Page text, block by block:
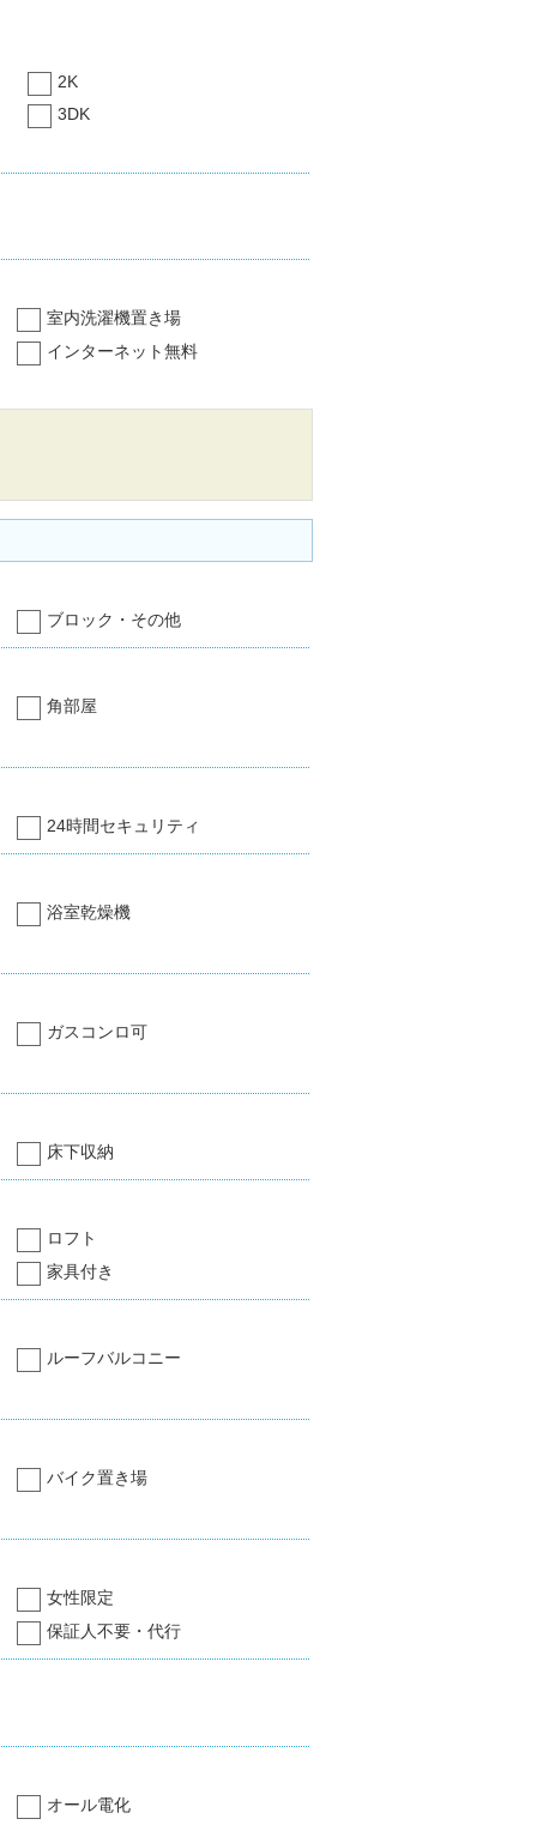
2K
3DK
室内洗濯機置き場
インターネット無料
ブロック・その他
角部屋
24時間セキュリティ
浴室乾燥機
ガスコンロ可
床下収納
ロフト
家具付き
ルーフバルコニー
バイク置き場
女性限定
保証人不要・代行
オール電化